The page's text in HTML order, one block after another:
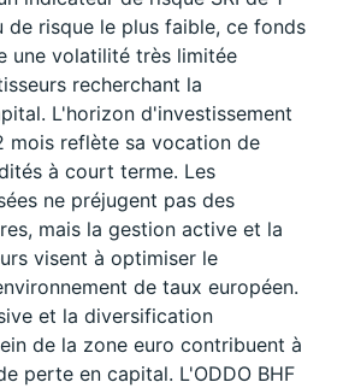
de risque le plus faible, ce fonds
une volatilité très limitée
recherchant la
L'horizon d'investissement
mois reflète sa vocation de
à court terme. Les
ne préjugent pas des
mais la gestion active et la
visent à optimiser le
de taux européen.
et la diversification
de la zone euro contribuent à
perte en capital. L'ODDO BHF